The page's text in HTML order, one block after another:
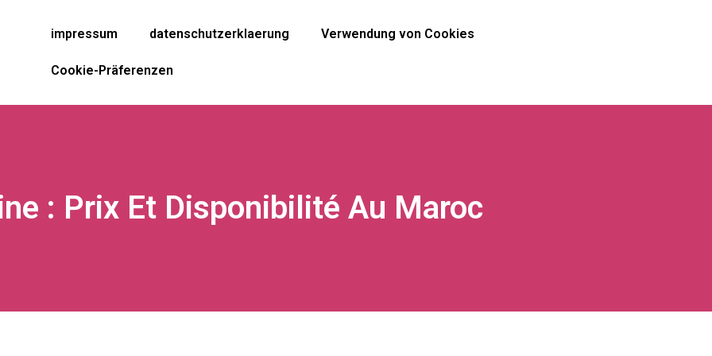
impressum datenschutzerklaerung Verwendung von Cookies
Cookie-Präferenzen
: Prix Et Disponibilité Au Maroc